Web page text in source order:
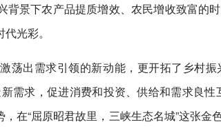
背景下农产品提质增效、农民增收致富的
光彩。
荡出需求引领的新动能，更开拓了乡村
需求，促进消费和投资、供给和需求良
在“屈原昭君故里，三峡生态名城”这张金